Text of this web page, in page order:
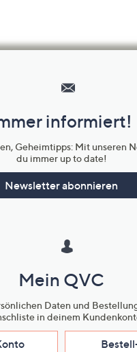
informiert!
Geheimtipps: Mit unseren
du immer up to date!
Newsletter abonnieren
Mein QVC
Daten und
in deinem